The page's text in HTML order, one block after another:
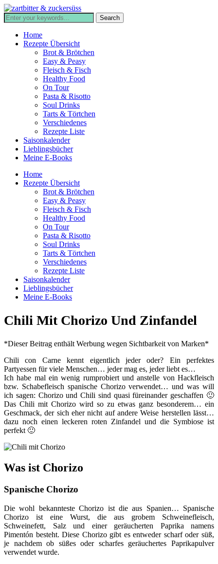
Home
Rezepte Übersicht
Brot & Brötchen
Easy & Peasy
Fleisch & Fisch
Healthy Food
On Tour
Pasta & Risotto
Soul Drinks
Tarts & Törtchen
Verschiedenes
Rezepte Liste
Saisonkalender
Lieblingsbücher
Meine E-Books
Home
Rezepte Übersicht
Brot & Brötchen
Easy & Peasy
Fleisch & Fisch
Healthy Food
On Tour
Pasta & Risotto
Soul Drinks
Tarts & Törtchen
Verschiedenes
Rezepte Liste
Saisonkalender
Lieblingsbücher
Meine E-Books
Chili Mit Chorizo Und Zinfandel
*Dieser Beitrag enthält Werbung wegen Sichtbarkeit von Marken*
Chili con Carne kennt eigentlich jeder oder? Ein perfektes
Partyessen für viele Menschen… jeder mag es, jeder liebt es…
Ich habe mal ein wenig rumprobiert und anstelle von Hackfleisch
bzw. Schabefleisch spanische Chorizo verwendet… und was will
ich sagen: Chorizo und Chili sind quasi füreinander geschaffen 🙂
Das Chili mit Chorizo wird so zu etwas ganz besonderem… ein
Geschmack, der sich eher nicht auf andere Weise herstellen lässt…
dazu noch einen leckeren roten Zinfandel und die Symbiose ist
perfekt 🙂
Was ist Chorizo
Spanische Chorizo
Die wohl bekannteste Chorizo ist die aus Spanien… Spanische
Chorizo ist eine Wurst, die aus grobem Schweinefleisch,
Schweinefett, Salz und einer geräucherten Paprika namens
Pimentón besteht. Diese Chorizo gibt es entweder scharf oder süß,
je nachdem ob süßes oder scharfes geräuchertes Paprikapulver
verwendet wurde.